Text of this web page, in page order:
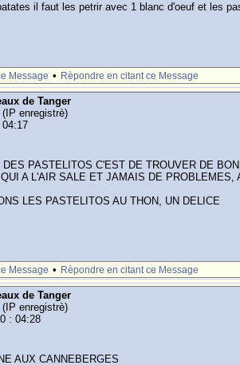
il faut les petrir avec 1 blanc d'oeuf et les
Message • Rèpondre en citant ce Message
de Tanger
(IP enregistrè)
DES PASTELITOS C'EST DE TROUVER DE
A L'AIR SALE ET JAMAIS DE
LES PASTELITOS AU THON, UN DELICE
Message • Rèpondre en citant ce Message
de Tanger
(IP enregistrè)
: 04:28
AUX CANNEBERGES